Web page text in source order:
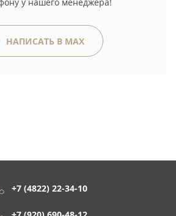
НАПИСАТЬ В MAX
+7 (4822) 22-34-10